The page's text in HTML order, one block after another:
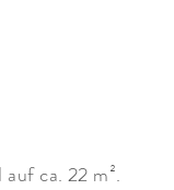
ca. 22 m².